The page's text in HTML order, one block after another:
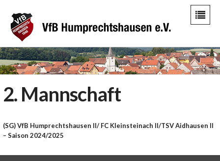
2. Mannschaft
(SG) VfB Humprechtshausen II/ FC Kleinsteinach II/TSV Aidhausen II
– Saison 2024/2025